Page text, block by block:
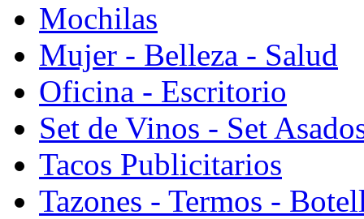
Mochilas
Mujer - Belleza - Salud
Oficina - Escritorio
Set de Vinos - Set
Tacos Publicitarios
Tazones - Termos -